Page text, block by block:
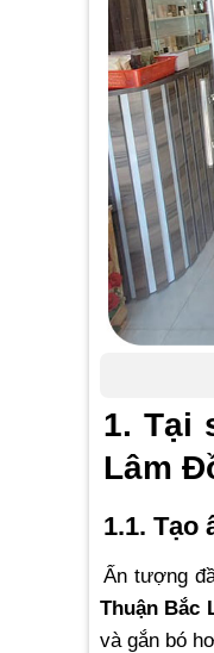
1. Tại
Lâm
1.1. Tạo
Ấn tượng
Thuận Bắc
và gắn bó